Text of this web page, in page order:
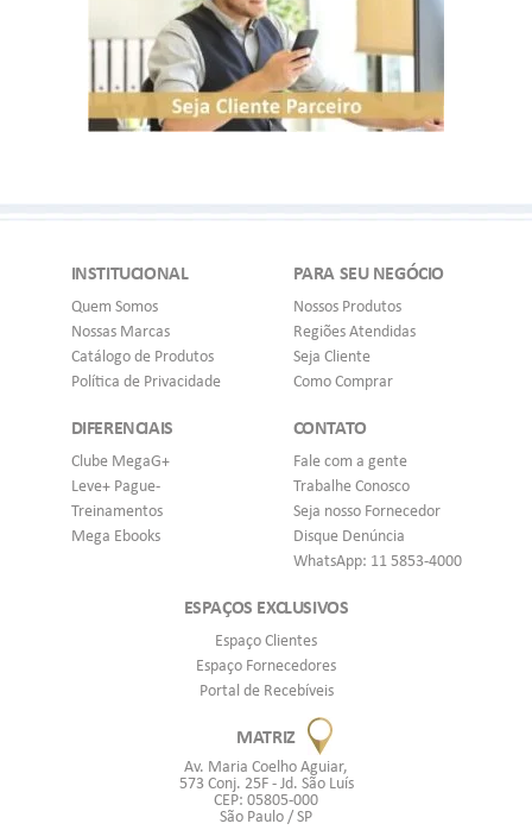
INSTITUCIONAL
Quem Somos
Nossas Marcas
Catálogo de Produtos
Política de Privacidade
PARA SEU NEGÓCIO
Nossos Produtos
Regiões Atendidas
Seja Cliente
Como Comprar
DIFERENCIAIS
Clube MegaG+
Leve+ Pague-
Treinamentos
Mega Ebooks
CONTATO
Fale com a gente
Trabalhe Conosco
Seja nosso Fornecedor
Disque Denúncia
WhatsApp: 11 5853-4000
ESPAÇOS EXCLUSIVOS
Espaço Clientes
Espaço Fornecedores
Portal de Recebíveis
MATRIZ
Av. Maria Coelho Aguiar,
573 Conj. 25F - Jd. São Luís
CEP: 05805-000
São Paulo / SP